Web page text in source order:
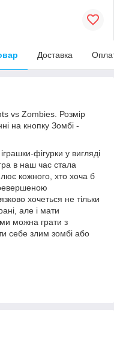
Доставка
vs Zombies. Розмір
на кнопку Зомбі -
фігурки у вигляді
в наш час стала
кожного, хто хоча б
хочеться не тільки
але і мати
можна грати з
себе злим зомбі або